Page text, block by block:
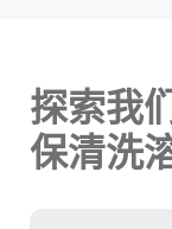
探索我
保清洗